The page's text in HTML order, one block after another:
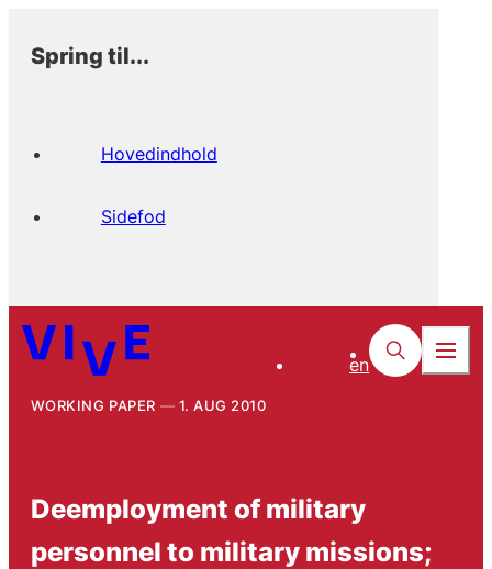
Spring til...
Hovedindhold
Sidefod
en
WORKING PAPER 1. AUG 2010
Deemployment of military
personnel to military missions;